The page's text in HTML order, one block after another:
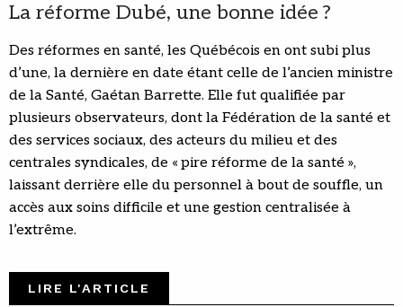
La réforme Dubé, une bonne idée ?
Des réformes en santé, les Québécois en ont subi plus
d’une, la dernière en date étant celle de l’ancien ministre
de la Santé, Gaétan Barrette. Elle fut qualifiée par
plusieurs observateurs, dont la Fédération de la santé et
des services sociaux, des acteurs du milieu et des
centrales syndicales, de « pire réforme de la santé »,
laissant derrière elle du personnel à bout de souffle, un
accès aux soins difficile et une gestion centralisée à
l’extrême.
LIRE L'ARTICLE